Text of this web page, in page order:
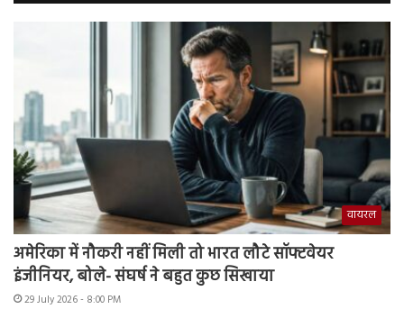
वायरल
अमेरिका में नौकरी नहीं मिली तो भारत लौटे सॉफ्टवेयर
इंजीनियर, बोले- संघर्ष ने बहुत कुछ सिखाया
29 July 2026 - 8:00 PM